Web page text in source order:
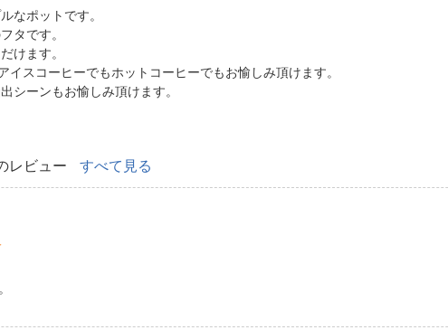
なポットです。
タです。
けます。
スコーヒーでもホットコーヒーでもお愉しみ頂けます。
シーンもお愉しみ頂けます。
レビュー すべて見る